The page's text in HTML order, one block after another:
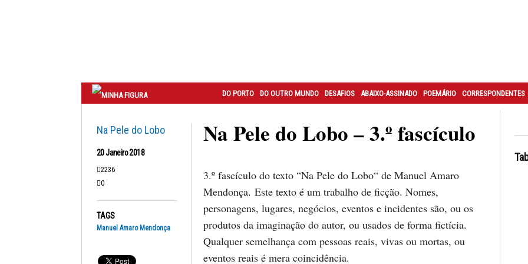
DO PORTO DO OUTRO MUNDO DESAFIOS ABAIXO-ASSINADO POEMÁRIO CORRESPONDENTES
Na Pele do Lobo
20 Janeiro 2018
2236
0
TAGS
Manuel Amaro Mendonça
Na Pele do Lobo – 3.º fascículo
3.º fascículo do texto “Na Pele do Lobo“ de Manuel Amaro
Mendonça. Este texto é um trabalho de ficção. Nomes,
personagens, lugares, negócios, eventos e incidentes são, ou os
produtos da imaginação do autor, ou usados de forma fictícia.
Qualquer semelhança com pessoas reais, vivas ou mortas, ou
eventos reais é mera coincidência.